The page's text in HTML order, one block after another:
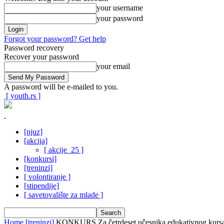
your username
your password
Forgot your password? Get help
Password recovery
Recover your password
your email
A password will be e-mailed to you.
[ youth.rs ]
[njuz]
[akcija]
[ akcije_25 ]
[konkursi]
[treninzi]
[ volontiranje ]
[stipendije]
[ savetovalište za mlade ]
Home [treninzi] KONKURS Za četrdeset učesnika edukativnog